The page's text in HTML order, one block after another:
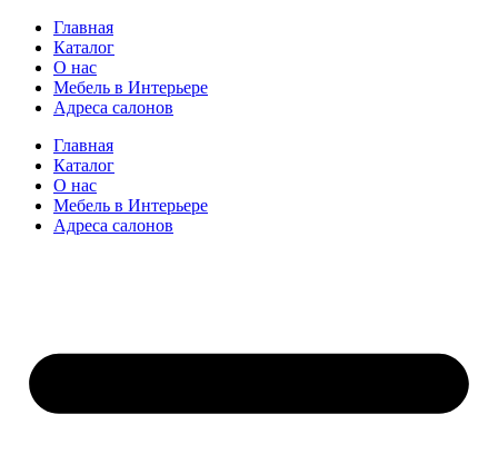
Главная
Каталог
О нас
Мебель в Интерьере
Адреса салонов
Главная
Каталог
О нас
Мебель в Интерьере
Адреса салонов